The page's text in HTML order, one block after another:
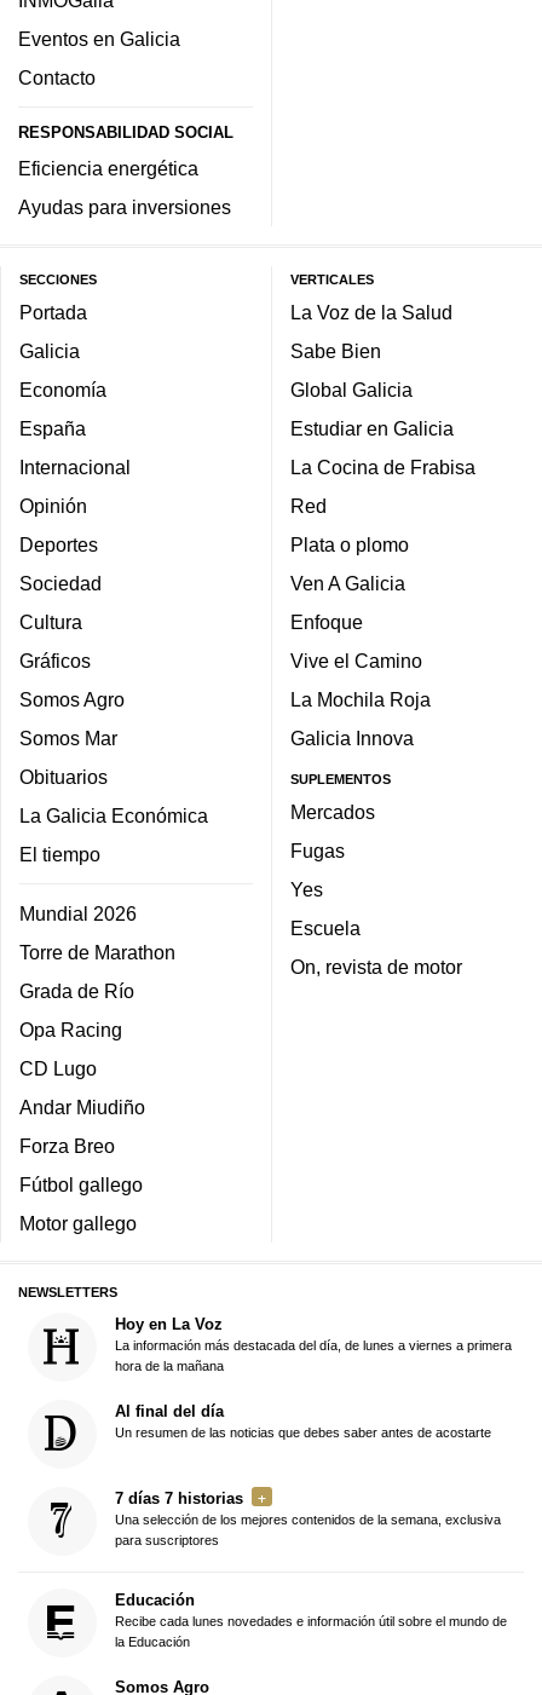
Eventos en Galicia
Contacto
RESPONSABILIDAD SOCIAL
Eficiencia energética
Ayudas para inversiones
SECCIONES
Portada
Galicia
Economía
España
Internacional
Opinión
Deportes
Sociedad
Cultura
Gráficos
Somos Agro
Somos Mar
Obituarios
La Galicia Económica
El tiempo
Mundial 2026
Torre de Marathon
Grada de Río
Opa Racing
CD Lugo
Andar Miudiño
Forza Breo
Fútbol gallego
Motor gallego
VERTICALES
La Voz de la Salud
Sabe Bien
Global Galicia
Estudiar en Galicia
La Cocina de Frabisa
Red
Plata o plomo
Ven A Galicia
Enfoque
Vive el Camino
La Mochila Roja
Galicia Innova
SUPLEMENTOS
Mercados
Fugas
Yes
Escuela
On, revista de motor
NEWSLETTERS
Hoy en La Voz
La información más destacada del día, de lunes a viernes a primera
hora de la mañana
Al final del día
Un resumen de las noticias que debes saber antes de acostarte
7 días 7 historias
Una selección de los mejores contenidos de la semana, exclusiva
para suscriptores
Educación
Recibe cada lunes novedades e información útil sobre el mundo de
la Educación
Somos Agro